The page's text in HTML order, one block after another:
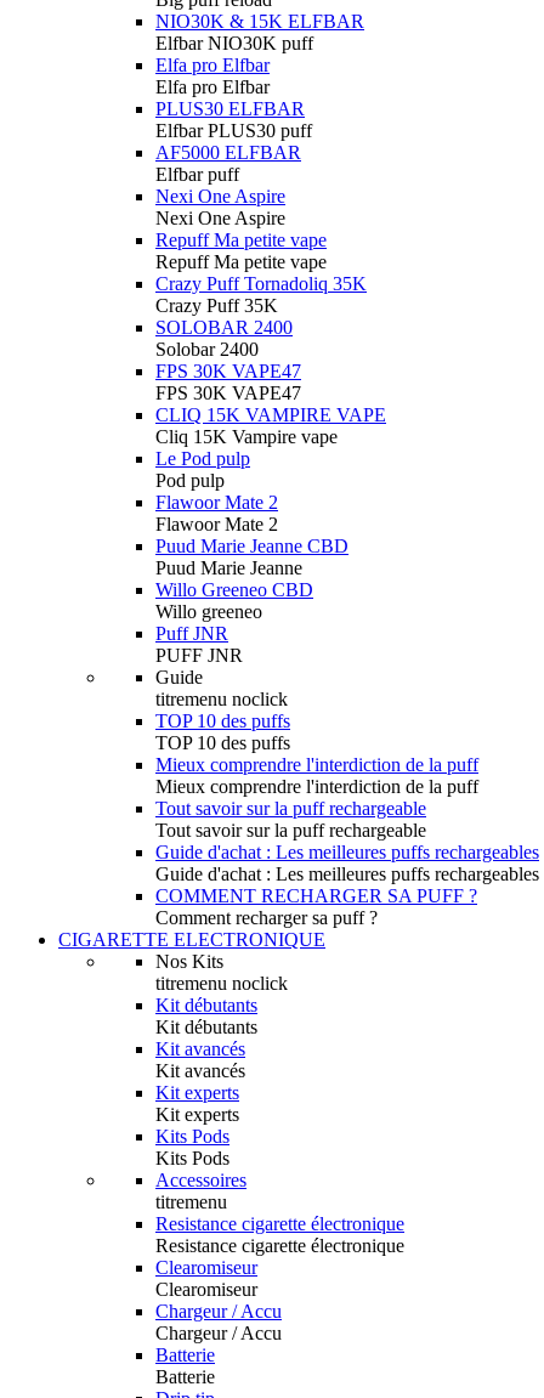
NIO30K & 15K ELFBAR
Elfbar NIO30K puff
Elfa pro Elfbar
Elfa pro Elfbar
PLUS30 ELFBAR
Elfbar PLUS30 puff
AF5000 ELFBAR
Elfbar puff
Nexi One Aspire
Nexi One Aspire
Repuff Ma petite vape
Repuff Ma petite vape
Crazy Puff Tornadoliq 35K
Crazy Puff 35K
SOLOBAR 2400
Solobar 2400
FPS 30K VAPE47
FPS 30K VAPE47
CLIQ 15K VAMPIRE VAPE
Cliq 15K Vampire vape
Le Pod pulp
Pod pulp
Flawoor Mate 2
Flawoor Mate 2
Puud Marie Jeanne CBD
Puud Marie Jeanne
Willo Greeneo CBD
Willo greeneo
Puff JNR
PUFF JNR
Guide
titremenu noclick
TOP 10 des puffs
TOP 10 des puffs
Mieux comprendre l'interdiction de la puff
Mieux comprendre l'interdiction de la puff
Tout savoir sur la puff rechargeable
Tout savoir sur la puff rechargeable
Guide d'achat : Les meilleures puffs rechargeables
Guide d'achat : Les meilleures puffs rechargeables
COMMENT RECHARGER SA PUFF ?
Comment recharger sa puff ?
CIGARETTE ELECTRONIQUE
Nos Kits
titremenu noclick
Kit débutants
Kit débutants
Kit avancés
Kit avancés
Kit experts
Kit experts
Kits Pods
Kits Pods
Accessoires
titremenu
Resistance cigarette électronique
Resistance cigarette électronique
Clearomiseur
Clearomiseur
Chargeur / Accu
Chargeur / Accu
Batterie
Batterie